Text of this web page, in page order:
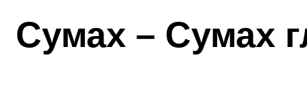
Сумах – Сумах